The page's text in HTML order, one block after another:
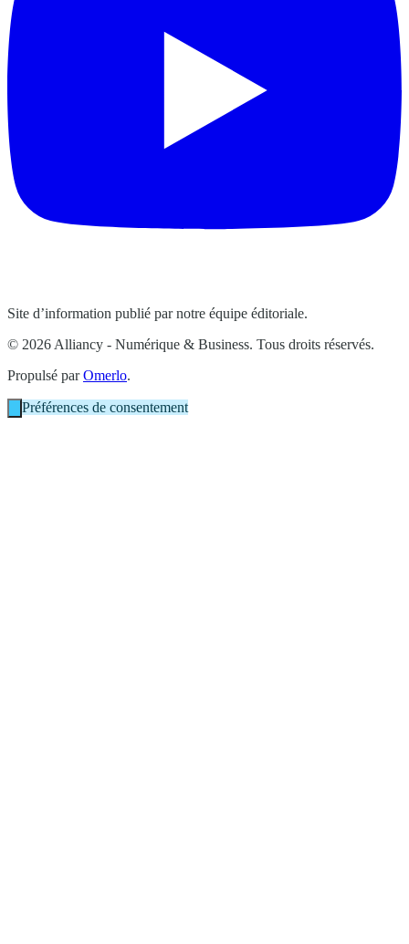
Site d’information publié par notre équipe éditoriale.
© 2026 Alliancy - Numérique & Business. Tous droits réservés.
Propulsé parOmerlo.
Préférences de consentement